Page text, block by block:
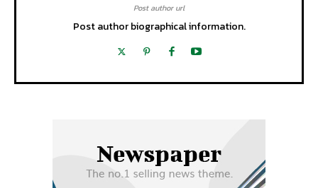
Post author url
Post author biographical information.